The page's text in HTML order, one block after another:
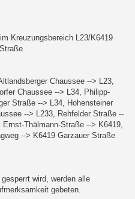
Kreuzungsbereich L23/K6419
Chaussee --> L23,
Chaussee --> L34, Philipp-
Straße --> L34, Hohensteiner
--> L233, Rehfelder Straße --
Thälmann-Straße --> K6419,
--> K6419 Garzauer Straße
wird, werden alle
gebeten.